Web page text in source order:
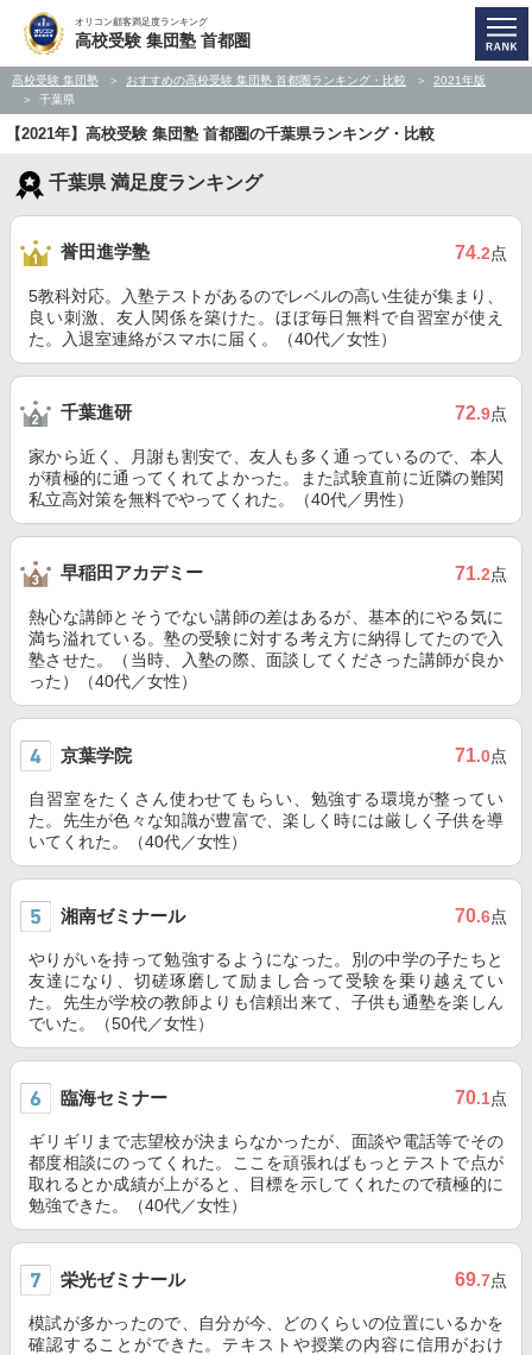
オリコン顧客満足度ランキング
高校受験 集団塾 首都圏
高校受験 集団塾 おすすめの高校受験 集団塾 首都圏ランキング・比較
2021年版
千葉県
【2021年】高校受験 集団塾 首都圏の千葉県ランキング・比較
千葉県 満足度ランキング
誉田進学塾 74.2点
5教科対応。入塾テストがあるのでレベルの高い生徒が集まり、
良い刺激、友人関係を築けた。ほぼ毎日無料で自習室が使え
た。入退室連絡がスマホに届く。（40代／女性）
千葉進研 72.9点
家から近く、月謝も割安で、友人も多く通っているので、本人
が積極的に通ってくれてよかった。また試験直前に近隣の難関
私立高対策を無料でやってくれた。（40代／男性）
早稲田アカデミー 71.2点
熱心な講師とそうでない講師の差はあるが、基本的にやる気に
満ち溢れている。塾の受験に対する考え方に納得してたので入
塾させた。（当時、入塾の際、面談してくださった講師が良か
った）（40代／女性）
京葉学院 71.0点
自習室をたくさん使わせてもらい、勉強する環境が整ってい
た。先生が色々な知識が豊富で、楽しく時には厳しく子供を導
いてくれた。（40代／女性）
湘南ゼミナール 70.6点
やりがいを持って勉強するようになった。別の中学の子たちと
友達になり、切磋琢磨して励まし合って受験を乗り越えてい
た。先生が学校の教師よりも信頼出来て、子供も通塾を楽しん
でいた。（50代／女性）
臨海セミナー 70.1点
ギリギリまで志望校が決まらなかったが、面談や電話等でその
都度相談にのってくれた。ここを頑張ればもっとテストで点が
取れるとか成績が上がると、目標を示してくれたので積極的に
勉強できた。（40代／女性）
栄光ゼミナール 69.7点
模試が多かったので、自分が今、どのくらいの位置にいるかを
確認することができた。テキストや授業の内容に信用がおけ